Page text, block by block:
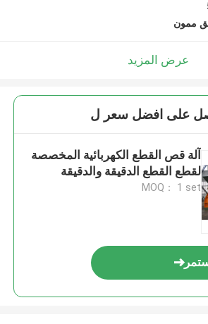
ممون
عرض المزيد
على افضل سعر ل
آلة قص القطع الكهربائية المخصصة
لقطع القطع الدقيقة والدقيقة
MOQ： 1 set